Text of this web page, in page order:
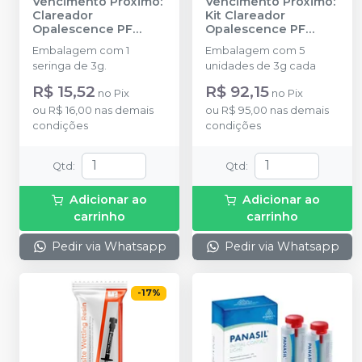
Clareador
Opalescence PF
Regular - 1 Seringa
16%-ULTRADENT
Embalagem com 1
seringa de 3g.
R$ 15,52 no Pix
ou R$ 16,00 nas demais
condições
Qtd :
Adicionar ao
carrinho
Pedir via Whatsapp
Kit Clareador
Opalescence PF
Regular - 5 Seringas
ULTRADENT
Embalagem com 5
unidades de 3g cada
R$ 92,15 no Pix
ou R$ 95,00 nas demais
condições
Qtd :
Adicionar ao
carrinho
Pedir via Whatsapp
-17%